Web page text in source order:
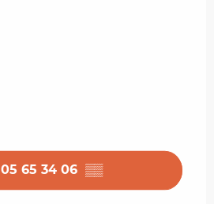
05 65 34 06 ▒▒